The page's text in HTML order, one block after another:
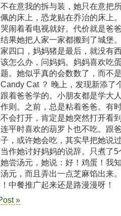
在意我的拆与装，她只在意把
的床上，恐龙贴在乔治的床上
闹着看电视就好。代价就是爸
果她把人家一家都搬到了城堡
四口，妈妈猪是最后，就没有
怎么办，问妈妈。妈妈喜欢吃
。她似乎真的会数数了，而不
Cat ？ 晚上，发现新添了
着爸爸学的。小朋友都是学大
则。之前，总是粘着爸爸。有
会打开，肯定是她突然打开看
平时喜欢的葫罗卜也不吃。跟
，或许她会吃，其实早把她说
作她讨好妈妈的说辞。只煮了
尝汤元，她说：好！鸡蛋！我
元，而且弄出一点芝麻馅出来
中餐推广起来还是路漫漫呀！
»